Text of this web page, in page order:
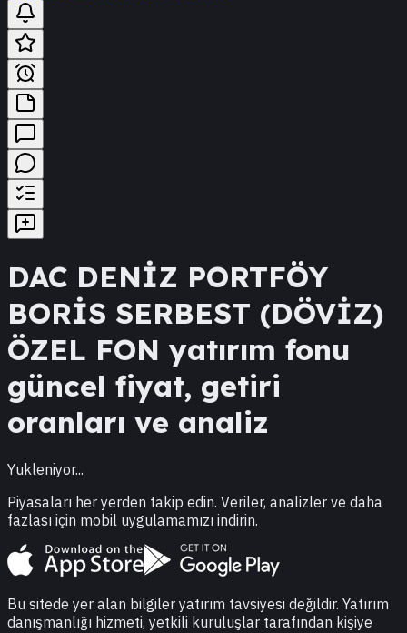
DAC DENİZ PORTFÖY
BORİS SERBEST (DÖVİZ)
ÖZEL FON yatırım fonu
güncel fiyat, getiri
oranları ve analiz
Yukleniyor...
Piyasaları her yerden takip edin. Veriler, analizler ve daha
fazlası için mobil uygulamamızı indirin.
Bu sitede yer alan bilgiler yatırım tavsiyesi değildir. Yatırım
danışmanlığı hizmeti, yetkili kuruluşlar tarafından kişiye